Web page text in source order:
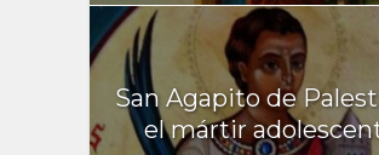
San Agapito de
el mártir